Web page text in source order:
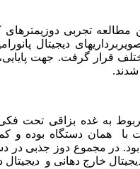
مطالعه تجربی
دیجیتال
قرار گرفت. جهت
شدند.
به غده بزاقی تحت
همان دستگاه بوده و
خارج دهانی و دیجیتال